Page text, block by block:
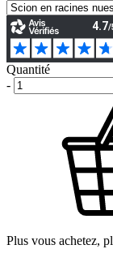
Quantité
-
Plus vous achetez,